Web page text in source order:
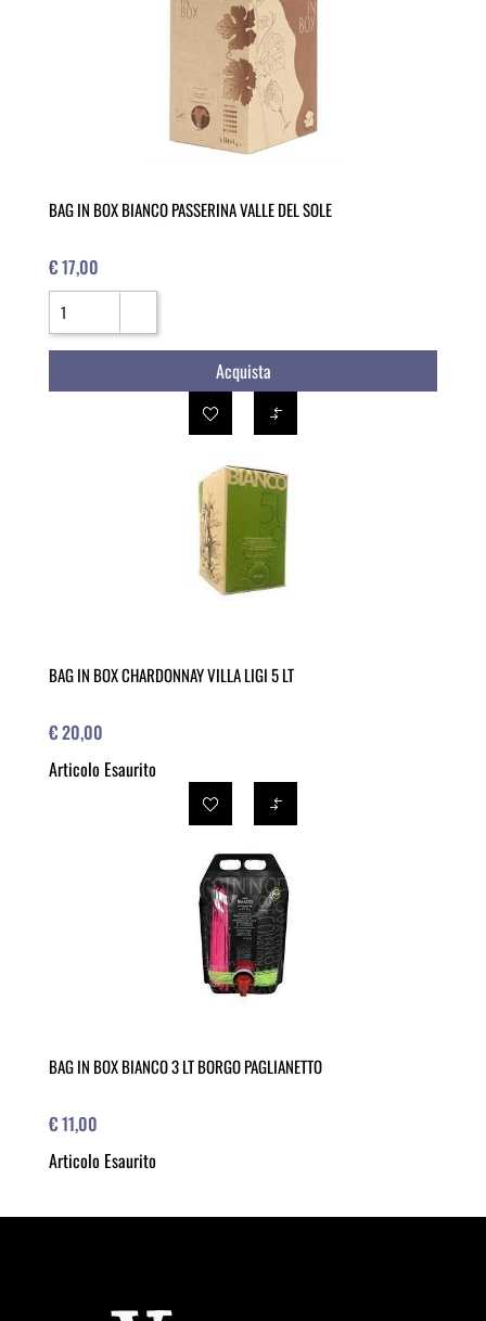
BAG IN BOX BIANCO PASSERINA VALLE DEL SOLE
€ 17,00
Quantità
Acquista
BAG IN BOX CHARDONNAY VILLA LIGI 5 LT
€ 20,00
Articolo Esaurito
BAG IN BOX BIANCO 3 LT BORGO PAGLIANETTO
€ 11,00
Articolo Esaurito